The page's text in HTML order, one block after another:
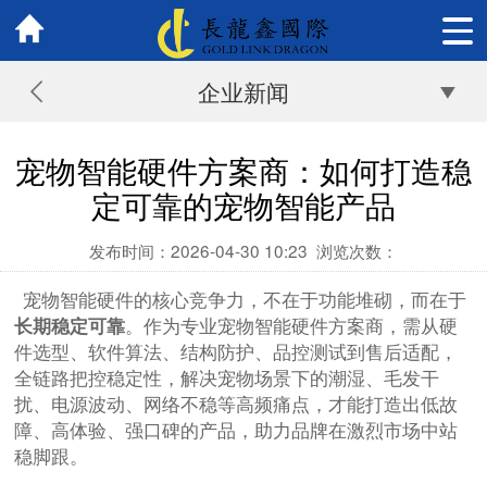
企业新闻
宠物智能硬件方案商：如何打造稳
定可靠的宠物智能产品
发布时间：2026-04-30 10:23 浏览次数：
宠物智能硬件的核心竞争力，不在于功能堆砌，而在于
长期稳定可靠。作为专业宠物智能硬件方案商，需从硬
件选型、软件算法、结构防护、品控测试到售后适配，
全链路把控稳定性，解决宠物场景下的潮湿、毛发干
扰、电源波动、网络不稳等高频痛点，才能打造出低故
障、高体验、强口碑的产品，助力品牌在激烈市场中站
稳脚跟。